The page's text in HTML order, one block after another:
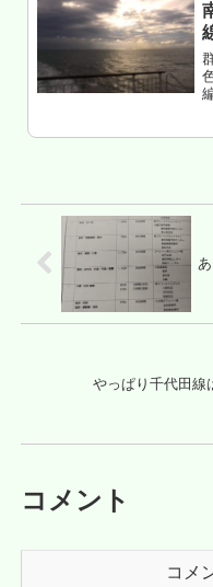
やっぱり千代田線
コメント
コメ